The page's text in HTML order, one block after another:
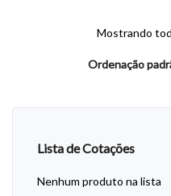
Mostrando
Lista de Cotações
Nenhum produto na lista